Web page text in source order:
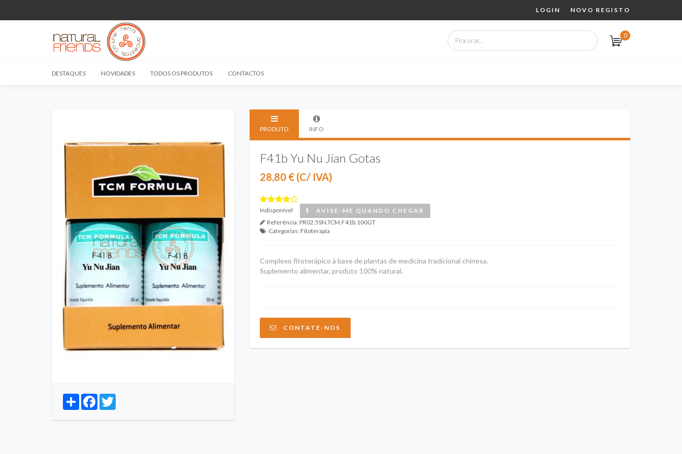
LOGIN NOVO REGISTO
0
DESTAQUES NOVIDADES TODOS OS PRODUTOS CONTACTOS
Share Facebook
PRODUTO INFO
F41b Yu Nu Jian Gotas
28,80 € (C/ IVA)
Indisponível
AVISE-ME QUANDO CHEGAR
Referência: PR02.5SN.TCM.F41b.100GT
Categorias: Fitoterapia
Complexo fitoterápico à base de plantas de medicina tradicional chinesa.
Suplemento alimentar, produto 100% natural.
CONTATE-NOS